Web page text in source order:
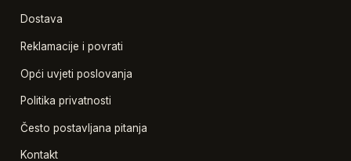
Dostava
Reklamacije i povrati
Opći uvjeti poslovanja
Politika privatnosti
Često postavljana pitanja
Kontakt